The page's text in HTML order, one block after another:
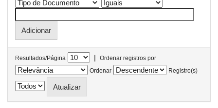
Resultados/Página |
Ordenar registros por
Ordenar
Registro(s)